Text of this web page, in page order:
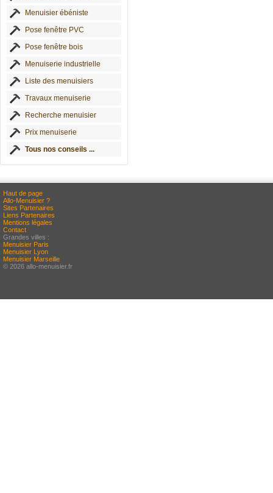
Menuisier ébéniste
Pose fenêtre PVC
Pose fenêtre bois
Menuiserie industrielle
Liste des menuisiers
Travaux menuiserie
Recherche menuisier
Prix menuiserie
Tous nos conseils ...
Haut de page
Allo-Menuisier ?
Sites Partenaires
Liens Partenaires
Mentions légales
Contact
Grandes villes :
Menuisier Paris
Menuisier Lyon
Menuisier Marseille
© 2026 allo-menuisier.fr